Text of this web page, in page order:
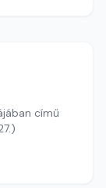
című